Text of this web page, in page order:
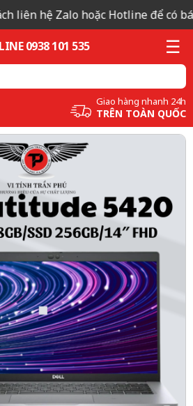
hệ Zalo hoặc Hotline để có
0938 101 535
Giao hàng nhanh 24h
TRÊN TOÀN QUỐC